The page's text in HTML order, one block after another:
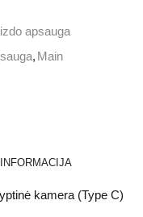
apsauga
, Main
kamera (Type C)